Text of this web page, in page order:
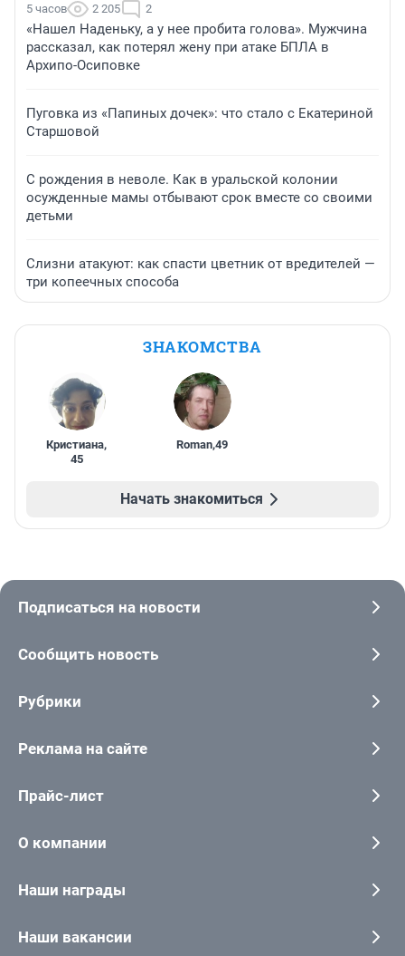
5 часов 2 205 2
«Нашел Наденьку, а у нее пробита голова». Мужчина
рассказал, как потерял жену при атаке БПЛА в
Архипо-Осиповке
Пуговка из «Папиных дочек»: что стало с Екатериной
Старшовой
С рождения в неволе. Как в уральской колонии
осужденные мамы отбывают срок вместе со своими
детьми
Слизни атакуют: как спасти цветник от вредителей —
три копеечных способа
ЗНАКОМСТВА
Кристиана,
45
Roman,49
Начать знакомиться
Подписаться на новости
Сообщить новость
Рубрики
Реклама на сайте
Прайс-лист
О компании
Наши награды
Наши вакансии